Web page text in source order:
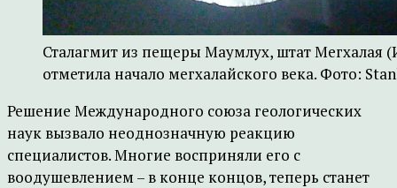
Сталагмит из пещеры Маумлух, штат Мегхалая
отметила начало мегхалайского века. Фото:
Решение Международного союза геологических
наук вызвало неоднозначную реакцию
специалистов. Многие восприняли его с
воодушевлением – в конце концов, теперь станет